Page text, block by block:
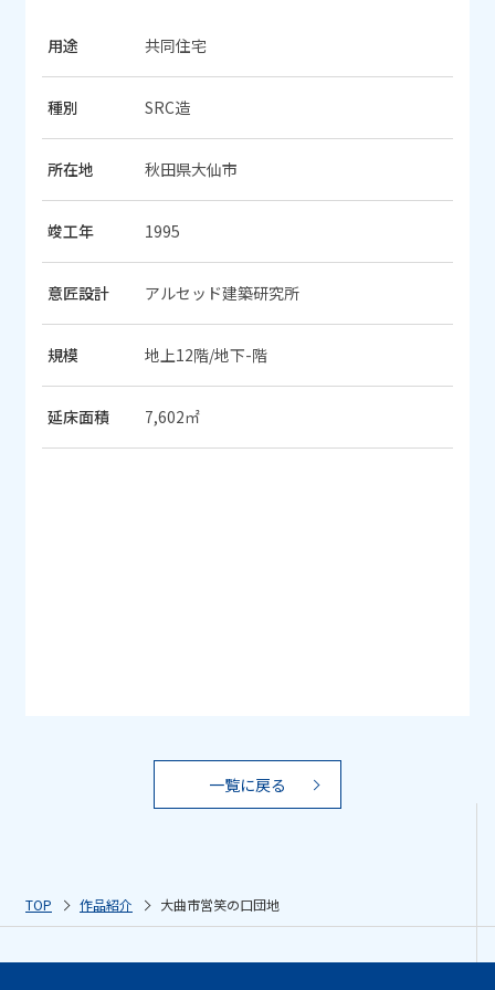
用途 共同住宅
種別 SRC造
所在地 秋田県大仙市
竣工年 1995
意匠設計 アルセッド建築研究所
規模 地上12階/地下-階
延床面積 7,602㎡
一覧に戻る
TOP 作品紹介 大曲市営笑の口団地